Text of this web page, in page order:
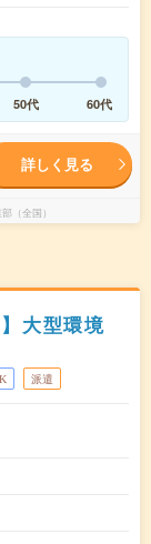
50代 60代
詳しく見る
（全国）
大型環境
派遣